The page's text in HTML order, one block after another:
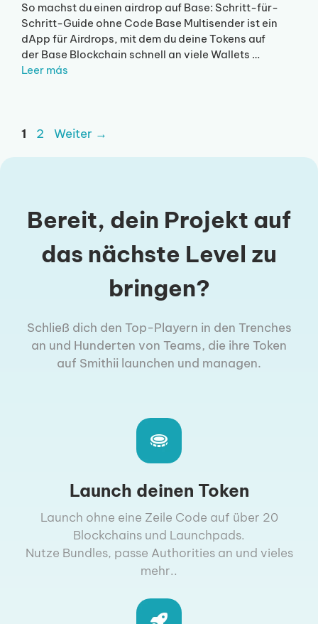
So machst du einen airdrop auf Base: Schritt-für-
Schritt-Guide ohne Code Base Multisender ist ein
dApp für Airdrops, mit dem du deine Tokens auf
der Base Blockchain schnell an viele Wallets …
Leer más
Seite
1 Seite
2 Weiter →
Bereit, dein Projekt auf
das nächste Level zu
bringen?
Schließ dich den Top-Playern in den Trenches
an und Hunderten von Teams, die ihre Token
auf Smithii launchen und managen.
Launch deinen Token
Launch ohne eine Zeile Code auf über 20
Blockchains und Launchpads.
Nutze Bundles, passe Authorities an und vieles
mehr..